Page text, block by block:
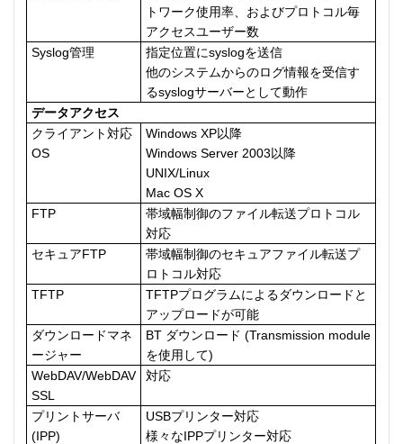
トワーク使用率、およびプロトコル毎
アクセスユーザー数
Syslog管理
指定位置にsyslogを送信
他のシステムからのログ情報を受信す
るsyslogサーバーとして動作
データアクセス
クライアント対応
OS
Windows XP以降
Windows Server 2003以降
UNIX/Linux
Mac OS X
FTP
帯域幅制御のファイル転送プロトコル
対応
セキュアFTP
帯域幅制御のセキュアファイル転送プ
ロトコル対応
TFTP
TFTPプログラムによるダウンロードと
アップロードが可能
ダウンロードマネ
ージャー
BT ダウンロード (Transmission module
を使用して)
WebDAV/WebDAV
SSL
対応
プリントサーバ
(IPP)
USBプリンター対応
様々なIPPプリンター対応